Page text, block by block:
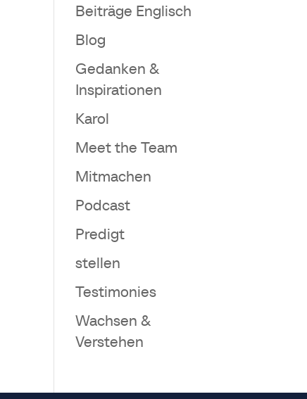
Beiträge Englisch
Blog
Gedanken &
Inspirationen
Karol
Meet the Team
Mitmachen
Podcast
Predigt
stellen
Testimonies
Wachsen &
Verstehen